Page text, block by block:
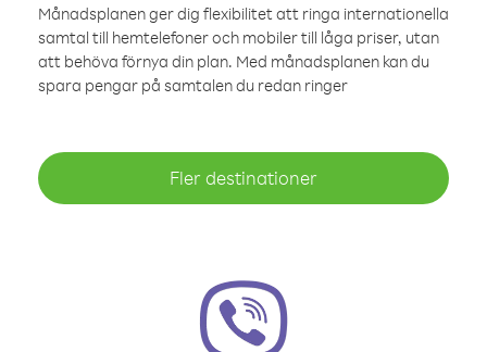
Månadsplanen ger dig flexibilitet att ringa internationella
samtal till hemtelefoner och mobiler till låga priser, utan
att behöva förnya din plan. Med månadsplanen kan du
spara pengar på samtalen du redan ringer
Fler destinationer